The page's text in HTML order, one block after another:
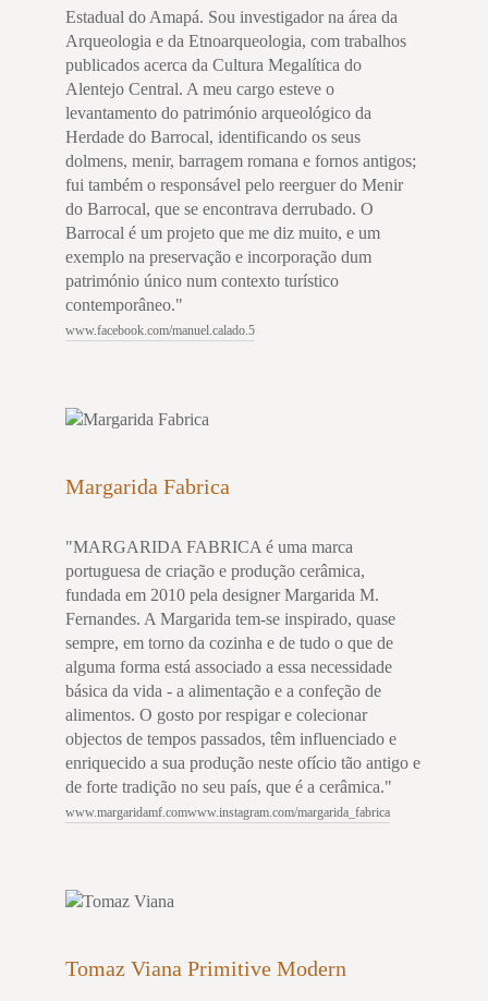
Estadual do Amapá. Sou investigador na área da
Arqueologia e da Etnoarqueologia, com trabalhos
publicados acerca da Cultura Megalítica do
Alentejo Central. A meu cargo esteve o
levantamento do património arqueológico da
Herdade do Barrocal, identificando os seus
dolmens, menir, barragem romana e fornos antigos;
fui também o responsável pelo reerguer do Menir
do Barrocal, que se encontrava derrubado. O
Barrocal é um projeto que me diz muito, e um
exemplo na preservação e incorporação dum
património único num contexto turístico
contemporâneo."
www.facebook.com/manuel.calado.5
Margarida Fabrica
"MARGARIDA FABRICA é uma marca
portuguesa de criação e produção cerâmica,
fundada em 2010 pela designer Margarida M.
Fernandes. A Margarida tem-se inspirado, quase
sempre, em torno da cozinha e de tudo o que de
alguma forma está associado a essa necessidade
básica da vida - a alimentação e a confeção de
alimentos. O gosto por respigar e colecionar
objectos de tempos passados, têm influenciado e
enriquecido a sua produção neste ofício tão antigo e
de forte tradição no seu país, que é a cerâmica."
www.margaridamf.comwww.instagram.com/margarida_fabrica
Tomaz Viana Primitive Modern